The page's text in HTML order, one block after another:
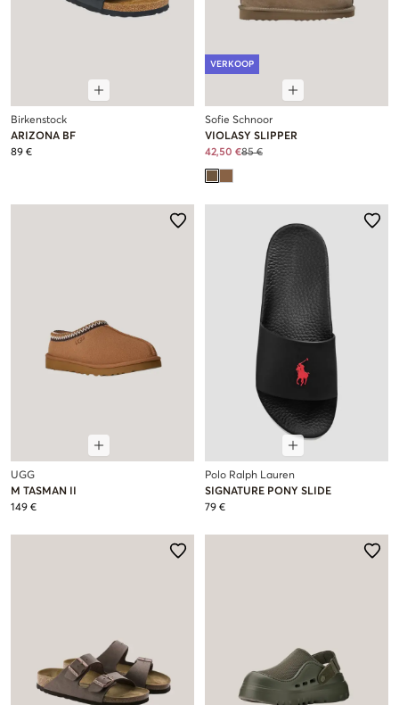
Birkenstock
ARIZONA BF
89 €
VERKOOP
Sofie Schnoor
VIOLASY SLIPPER
42,50 €85 €
UGG
M TASMAN II
149 €
Polo Ralph Lauren
SIGNATURE PONY SLIDE
79 €